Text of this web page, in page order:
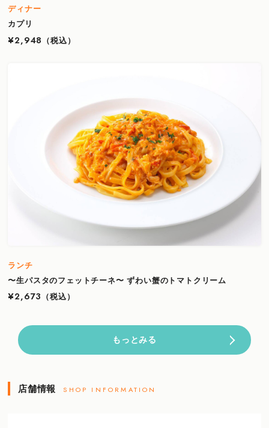
ディナー
カプリ
¥2,948
（税込）
ランチ
〜生パスタのフェットチーネ〜 ずわい蟹のトマトクリーム
¥2,673
（税込）
もっとみる
店舗情報 SHOP INFORMATION